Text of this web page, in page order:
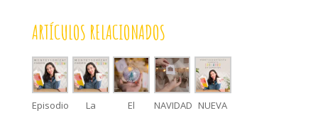
ARTÍCULOS RELACIONADOS
Episodio
La
El
NAVIDAD NUEVA